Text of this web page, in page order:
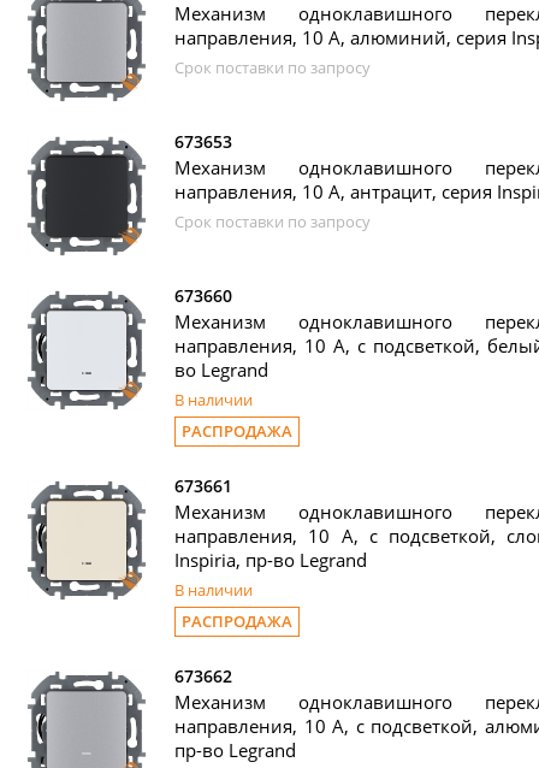
Механизм одноклавишного
направления, 10 А, алюминий, серия
Срок поставки по запросу
673653
Механизм одноклавишного
направления, 10 А, антрацит, серия
Срок поставки по запросу
673660
Механизм одноклавишного
направления, 10 А, с подсветкой,
во Legrand
В наличии
РАСПРОДАЖА
673661
Механизм одноклавишного
направления, 10 А, с подсветкой,
Inspiria, пр-во Legrand
В наличии
РАСПРОДАЖА
673662
Механизм одноклавишного
направления, 10 А, с подсветкой,
пр-во Legrand